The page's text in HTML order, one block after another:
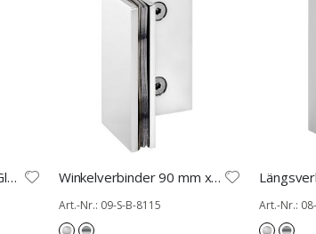
Längsverbinder Wand/Glas 180° Winkelverbinder 90 mm x 50 mm Glas/Glas 90°
Art.-Nr.: 09-S-B-8115 Art.-Nr.: